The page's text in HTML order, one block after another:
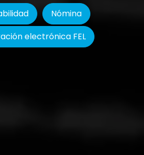
Nómina
electrónica FEL